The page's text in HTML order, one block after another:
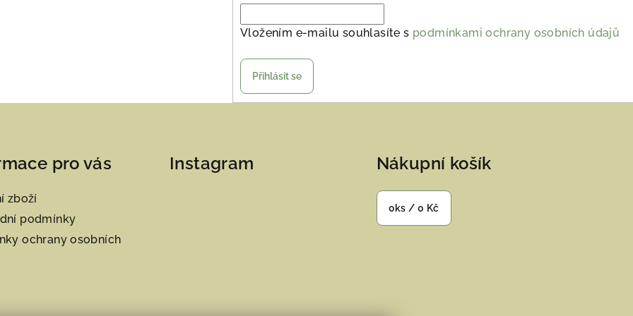
Vložením e-mailu souhlasíte s podmínkami ochrany osobních údajů
Přihlásit se
pro vás
zboží
podmínky
ochrany osobních
Instagram Nákupní košík
0ks / 0 Kč